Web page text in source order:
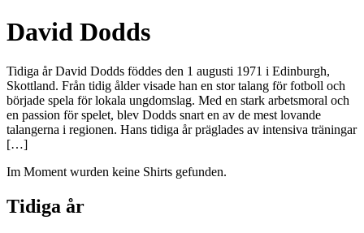
David Dodds
Tidiga år David Dodds föddes den 1 augusti 1971 i Edinburgh,
Skottland. Från tidig ålder visade han en stor talang för fotboll och
började spela för lokala ungdomslag. Med en stark arbetsmoral och
en passion för spelet, blev Dodds snart en av de mest lovande
talangerna i regionen. Hans tidiga år präglades av intensiva träningar
[…]
Im Moment wurden keine Shirts gefunden.
Tidiga år